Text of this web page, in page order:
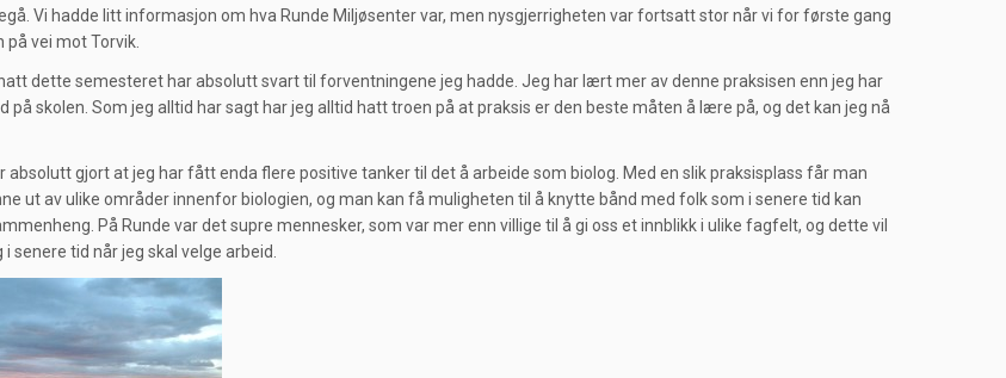
Vi hadde litt informasjon om hva Runde Miljøsenter var, men nysgjerrigheten var fortsatt stor når vi for første gang
vei mot Torvik.
dette semesteret har absolutt svart til forventningene jeg hadde. Jeg har lært mer av denne praksisen enn jeg har
på skolen. Som jeg alltid har sagt har jeg alltid hatt troen på at praksis er den beste måten å lære på, og det kan jeg nå
absolutt gjort at jeg har fått enda flere positive tanker til det å arbeide som biolog. Med en slik praksisplass får man
ut av ulike områder innenfor biologien, og man kan få muligheten til å knytte bånd med folk som i senere tid kan
På Runde var det supre mennesker, som var mer enn villige til å gi oss et innblikk i ulike fagfelt, og dette vil
senere tid når jeg skal velge arbeid.